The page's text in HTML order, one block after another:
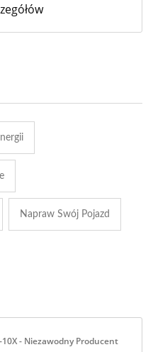
Napraw Swój Pojazd
- Niezawodny Producent